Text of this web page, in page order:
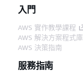
入門
AWS 實作教學課程
AWS 解決方案程式庫
AWS 決策指南
服務指南